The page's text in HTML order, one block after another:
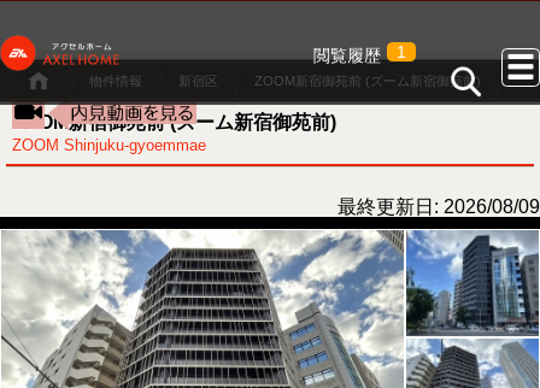
閲覧履歴 1
物件情報 新宿区 ZOOM新宿御苑前 (ズーム新宿御苑前)
ZOOM新宿御苑前 (ズーム新宿御苑前)
ZOOM Shinjuku-gyoemmae
最終更新日: 2026/08/09